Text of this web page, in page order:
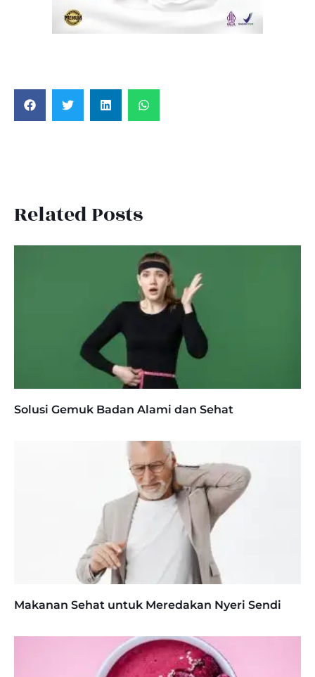
Related Posts
Solusi Gemuk Badan Alami dan Sehat
Makanan Sehat untuk Meredakan Nyeri Sendi